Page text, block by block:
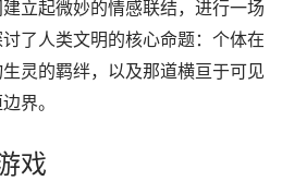
立起微妙的情感联结，进行一场
了人类文明的核心命题：个体在
灵的羁绊，以及那道横亘于可见
界。
戏